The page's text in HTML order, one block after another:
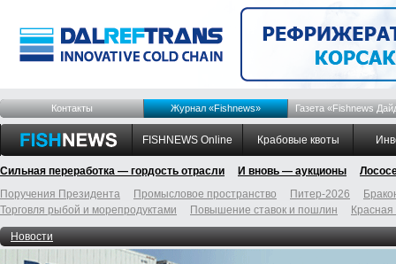
Контакты Журнал «Fishnews» Газета «Fishnews
FISHNEWS Online Крабовые квоты
Сильная переработка — гордость отрасли И вновь — аукционы
Поручения Президента
Промысловое пространство Питер-2026
Торговля рыбой и морепродуктами
Повышение ставок и пошлин
Новости